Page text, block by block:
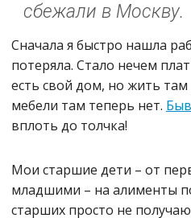
сбежали в Москву.
Сначала я быстро нашла
потеряла. Стало нечем
есть свой дом, но жить там
мебели там теперь нет.
вплоть до толчка!
Мои старшие дети – от
младшими – на алименты
старших просто не